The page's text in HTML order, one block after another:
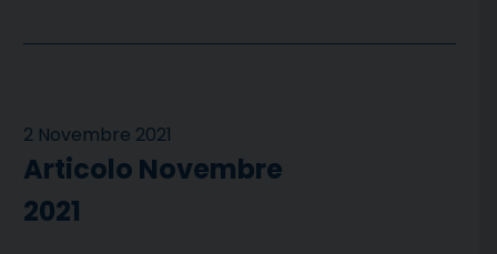
2 Novembre 2021
Articolo Novembre
2021